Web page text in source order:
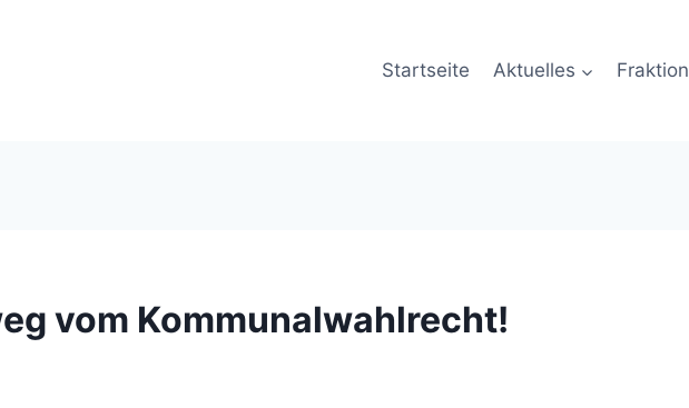
Startseite Aktuelles Fraktion
vom Kommunalwahlrecht!